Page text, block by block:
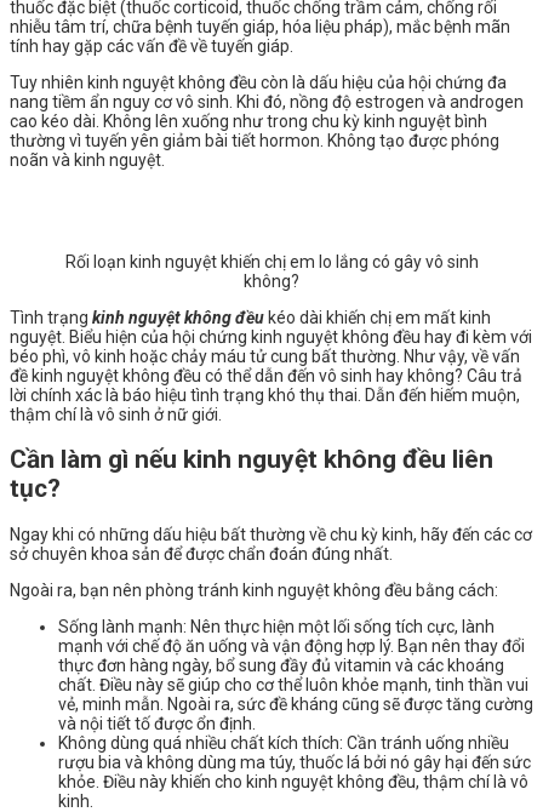
thuốc đặc biệt (thuốc corticoid, thuốc chống trầm cảm, chống rối
nhiễu tâm trí, chữa bệnh tuyến giáp, hóa liệu pháp), mắc bệnh mãn
tính hay gặp các vấn đề về tuyến giáp.
Tuy nhiên kinh nguyệt không đều còn là dấu hiệu của hội chứng đa
nang tiềm ẩn nguy cơ vô sinh. Khi đó, nồng độ estrogen và androgen
cao kéo dài. Không lên xuống như trong chu kỳ kinh nguyệt bình
thường vì tuyến yên giảm bài tiết hormon. Không tạo được phóng
noãn và kinh nguyệt.
Rối loạn kinh nguyệt khiến chị em lo lắng có gây vô sinh
không?
Tình trạng kinh nguyệt không đều kéo dài khiến chị em mất kinh
nguyệt. Biểu hiện của hội chứng kinh nguyệt không đều hay đi kèm với
béo phì, vô kinh hoặc chảy máu tử cung bất thường. Như vậy, về vấn
đề kinh nguyệt không đều có thể dẫn đến vô sinh hay không? Câu trả
lời chính xác là báo hiệu tình trạng khó thụ thai. Dẫn đến hiếm muộn,
thậm chí là vô sinh ở nữ giới.
Cần làm gì nếu kinh nguyệt không đều liên
tục?
Ngay khi có những dấu hiệu bất thường về chu kỳ kinh, hãy đến các cơ
sở chuyên khoa sản để được chẩn đoán đúng nhất.
Ngoài ra, bạn nên phòng tránh kinh nguyệt không đều bằng cách:
Sống lành mạnh: Nên thực hiện một lối sống tích cực, lành
mạnh với chế độ ăn uống và vận động hợp lý. Bạn nên thay đổi
thực đơn hàng ngày, bổ sung đầy đủ vitamin và các khoáng
chất. Điều này sẽ giúp cho cơ thể luôn khỏe mạnh, tinh thần vui
vẻ, minh mẫn. Ngoài ra, sức đề kháng cũng sẽ được tăng cường
và nội tiết tố được ổn định.
Không dùng quá nhiều chất kích thích: Cần tránh uống nhiều
rượu bia và không dùng ma túy, thuốc lá bởi nó gây hại đến sức
khỏe. Điều này khiến cho kinh nguyệt không đều, thậm chí là vô
kinh.